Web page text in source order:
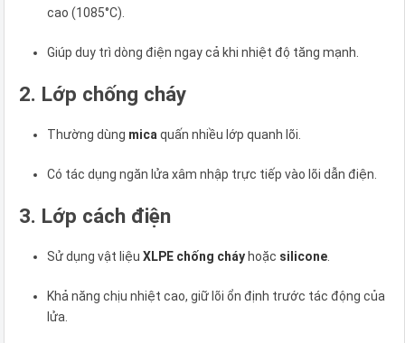
cao (1085°C).
Giúp duy trì dòng điện ngay cả khi nhiệt độ tăng mạnh.
2. Lớp chống cháy
Thường dùng mica quấn nhiều lớp quanh lõi.
Có tác dụng ngăn lửa xâm nhập trực tiếp vào lõi dẫn điện.
3. Lớp cách điện
Sử dụng vật liệu XLPE chống cháyhoặc silicone.
Khả năng chịu nhiệt cao, giữ lõi ổn định trước tác động của
lửa.